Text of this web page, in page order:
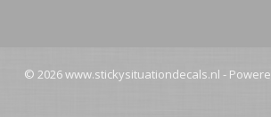
© 2026 www.stickysituationdecals.nl -